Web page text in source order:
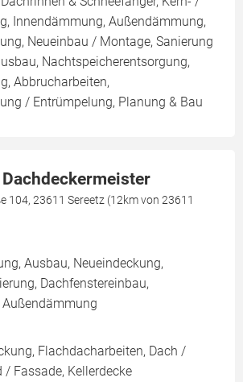
Innendämmung, Außendämmung,
Neueinbau / Montage, Sanierung
Nachtspeicherentsorgung,
Abbrucharbeiten,
/ Entrümpelung, Planung & Bau
104, 23611 Sereetz (12km von 23611
Ausbau, Neueindeckung,
Dachfenstereinbau,
Flachdacharbeiten, Dach /
/ Fassade, Kellerdecke